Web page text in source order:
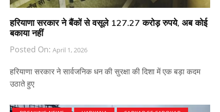
हरियाणा सरकार ने बैंकों से वसूले 127.27 करोड़ रुपये, अब कोई
बकाया नहीं
Posted On: April 1, 2026
हरियाणा सरकार ने सार्वजनिक धन की सुरक्षा की दिशा में एक बड़ा कदम
उठाते हुए